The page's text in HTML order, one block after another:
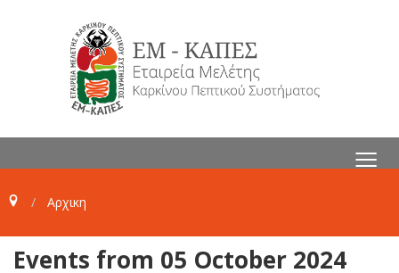
≡
Αρχικη
Events from 05 October 2024